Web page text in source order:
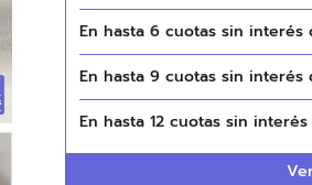
En hasta 6 cuotas sin interés
En hasta 9 cuotas sin interés
En hasta 12 cuotas sin interés